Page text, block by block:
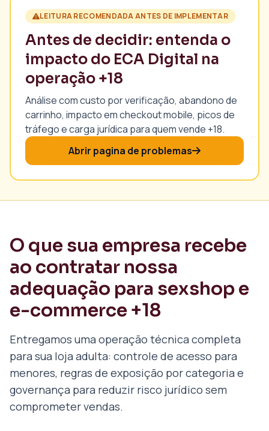
LEITURA RECOMENDADA ANTES DE IMPLEMENTAR
Antes de decidir: entenda o
impacto do ECA Digital na
operação +18
Análise com custo por verificação, abandono de
carrinho, impacto em checkout mobile, picos de
tráfego e carga jurídica para quem vende +18.
Abrir pagina de problemas
O que sua empresa recebe
ao contratar nossa
adequação para sexshop e
e-commerce +18
Entregamos uma operação técnica completa
para sua loja adulta: controle de acesso para
menores, regras de exposição por categoria e
governança para reduzir risco jurídico sem
comprometer vendas.